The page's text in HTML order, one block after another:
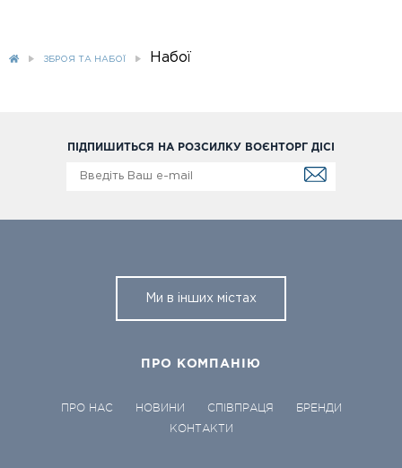
ЗБРОЯ ТА НАБОЇ Набої
ПІДПИШИТЬСЯ НА РОЗСИЛКУ ВОЄНТОРГ ДІСІ
Ми в інших містах
ПРО КОМПАНІЮ
ПРО НАС НОВИНИ СПІВПРАЦЯ
БРЕНДИ
КОНТАКТИ